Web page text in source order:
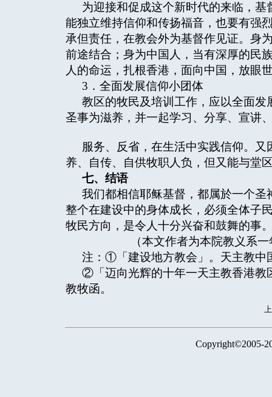
为迎接和促成这个新时代的来临，
能独立维持信仰和传扬福音，也要有强
承但责任，在教会外为基督作见证。身
前途结合；身为中国人，当有深厚的民
人的命运，扎根香港，面向中国，放眼
3．全面发展信仰小团体
教区的牧民及培训工作，应以全面
圣事为滋养，并一起学习、分享、宣讲
服务、反省，在生活中实践信仰。
养、自传、自供牧职人负，但又能与堂
七、结语
我们都相信耶稣基督，都属於一个
整个在建设中的身体成长，必须全体子
牧民方向，是令人十分兴奋和鼓舞的事
（本文作者为本院教义系一年
注：①「建设地方教会」。天主教中
②「迈向光辉的十年一天主教香港教
教牧函。
Copyright©2005-